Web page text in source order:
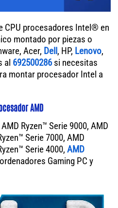
CPU procesadores Intel® en
montado por piezas o
Acer, Dell, HP, Lenovo,
al 692500286si necesitas
montar procesador Intel a
AMD
Ryzen™ Serie 9000, AMD
Serie 7000, AMD
Serie 4000, AMD
Gaming PC y